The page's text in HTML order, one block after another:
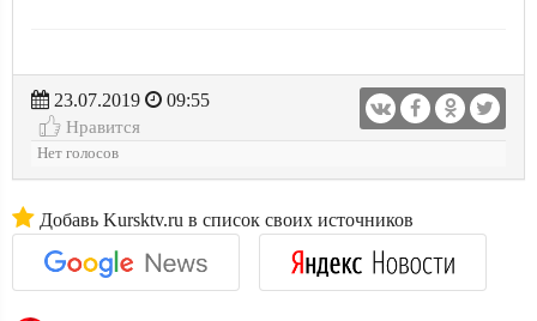
23.07.2019
09:55
Нравится
Нет голосов
Добавь Kursktv.ru в список своих источников